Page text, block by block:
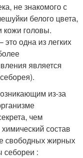
не знакомого с
белого цвета,
кожи головы.
одна из легких
является
из-за
чем
состав
свободных жирных
себореи :